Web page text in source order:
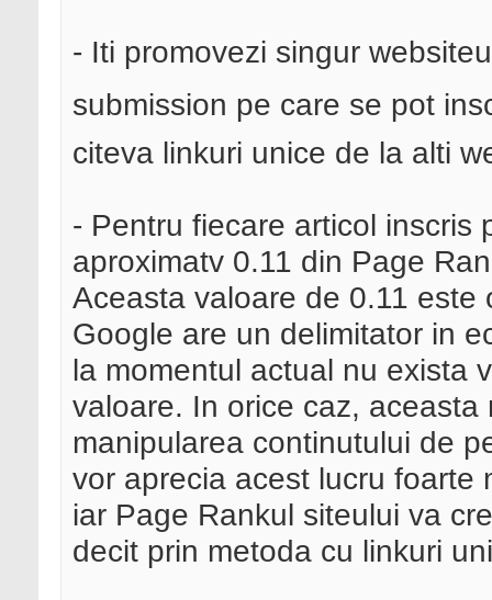
- Iti promovezi singur
submission pe care se pot
citeva linkuri unice de la alti
- Pentru fiecare articol inscris
aproximatv 0.11 din Page
Aceasta valoare de 0.11
Google are un delimitator in
la momentul actual nu exista
valoare. In orice caz,
manipularea continutului de
vor aprecia acest lucru foarte
iar Page Rankul siteului va
decit prin metoda cu linkuri